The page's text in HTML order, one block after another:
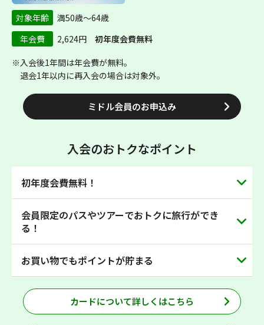
対象年齢
満50歳～64歳
年会費
2,624円
初年度会費無料
※入会後1年間は年会費が無料。
退会1年以内に再入会の場合は対象外。
ミドル会員のお申込み
入会のおトクなポイント
初年度会費無料！
まだまだ現役のミドルの旅が、いつものきっぷでおトクに
なります！どんどん貯まるポイントは、お買い物やSuicaへ
チャージなど便利にお使いいただけます！
会員限定のパスやツアーでおトクに旅行ができ
る！
JR東日本やJR北海道のフリーエリアが乗り放題のきっぷ
「大人の休日倶楽部パス」や、大人の休日倶楽部会員だけ
のおトクなきっぷやツアーをご利用いただけます。
お買い物でもポイントが貯まる
JR東日本沿線の駅ビルなど「JRE POINT加盟店」でお買い
物をする際にカードを提示いただくと、100円（税抜）※1
カードについて詳しくはこちら